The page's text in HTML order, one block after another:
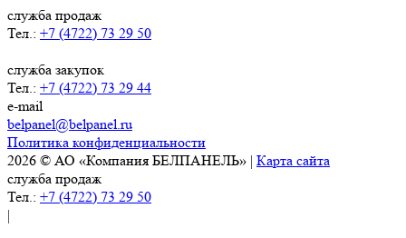
служба продаж
Тел.: +7 (4722) 73 29 50
служба закупок
Тел.: +7 (4722) 73 29 44
e-mail
belpanel@belpanel.ru
Политика конфиденциальности
2026 © АО «Компания БЕЛПАНЕЛЬ» | Карта сайта
служба продаж
Тел.: +7 (4722) 73 29 50
|